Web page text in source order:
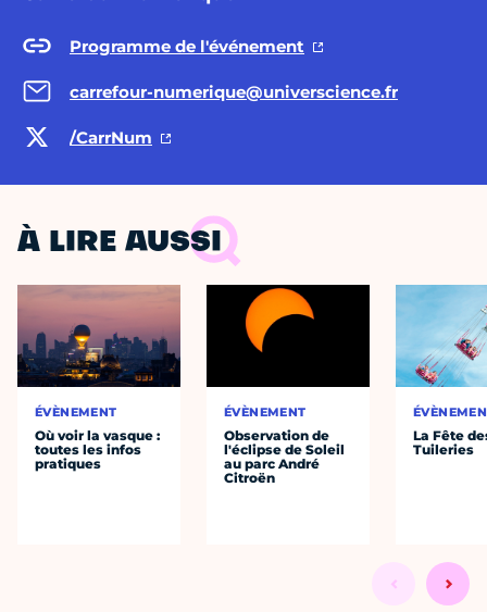
Programme de l'événement
carrefour-numerique@universcience.fr
/CarrNum
À LIRE AUSSI
ÉVÈNEMENT
Où voir la vasque :
toutes les infos
pratiques
ÉVÈNEMENT
Observation de
l'éclipse de Soleil
au parc André
Citroën
La Fête
Tuileries